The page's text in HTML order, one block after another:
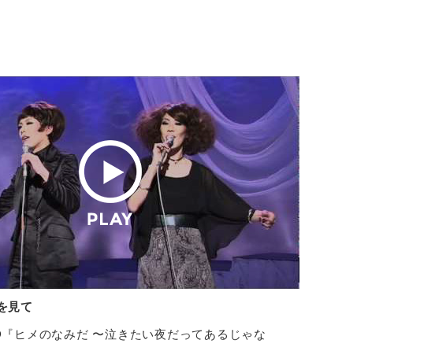
見て
ヒメのなみだ 〜泣きたい夜だってあるじゃな